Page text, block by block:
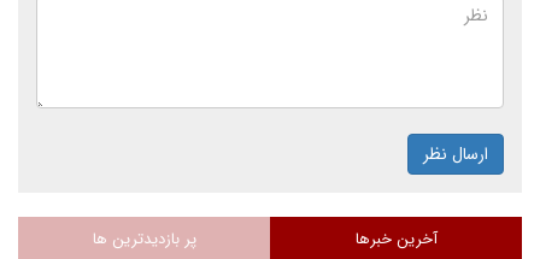
ارسال نظر
آخرین خبرها پر بازدیدترین ها